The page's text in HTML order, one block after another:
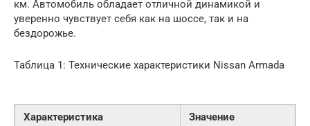
км. Автомобиль обладает отличной динамикой и
уверенно чувствует себя как на шоссе, так и на
бездорожье.
Таблица 1: Технические характеристики Nissan Armada
Характеристика
Значение